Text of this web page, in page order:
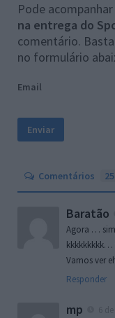
Pode
na entrega do
comentário.
no formulário
Email
Comentários 25
Baratão
Agora … sim
kkkkkkkkk…
Vamos ver
Responder
mp